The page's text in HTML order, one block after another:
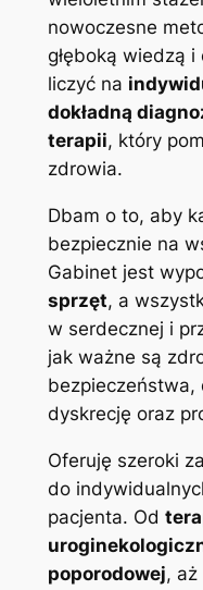
nowoczesne
głęboką wiedzą
liczyć na
dokładną
terapii, który
zdrowia.
Dbam o to, aby
bezpiecznie na
Gabinet jest
sprzęt, a
w serdecznej i
jak ważne są
bezpieczeństwa,
dyskrecję oraz
Oferuję szeroki
do
pacjenta. Od
poporodowej, aż